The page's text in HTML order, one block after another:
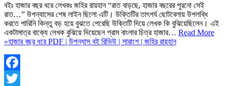
বইঃ হাজার বছর ধরে লেখকঃ জহির রায়হান “রাত বাড়ছে, হাজার বছরের পুরনো সেই
রাত…” উপন্যাসের শেষ লাইন ছিলো এটি। উক্তিটির তাৎপর্য ছোটবেলায় উপলব্ধি
করতে পারিনি কিন্তু বড় হয়ে বুঝতে পেরেছি উক্তিটি দিয়ে লেখক কি বুঝিয়েছিলেন। এই
একটামাত্র বাক্যে লেখক বুঝিয়ে দিয়েছেন গ্রাম বাংলার চিত্র হাজার… Read More
»হাজার বছর ধরে PDF | উপন্যাস বই রিভিউ | সারাংশ | জহির রায়হান
Facebook